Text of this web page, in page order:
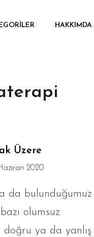
HAKKIMDA
Üzere
2020
da bulunduğumuz
olumsuz
doğru ya da yanlış